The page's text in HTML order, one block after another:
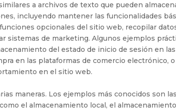
a archivos de texto que pueden
incluyendo mantener las funcionalidades
opcionales del sitio web, recopilar
sistemas de marketing. Algunos ejemplos
del estado de inicio de sesión en las
en las plataformas de comercio electrónico, o
en el sitio web.
maneras. Los ejemplos más conocidos son las
el almacenamiento local, el